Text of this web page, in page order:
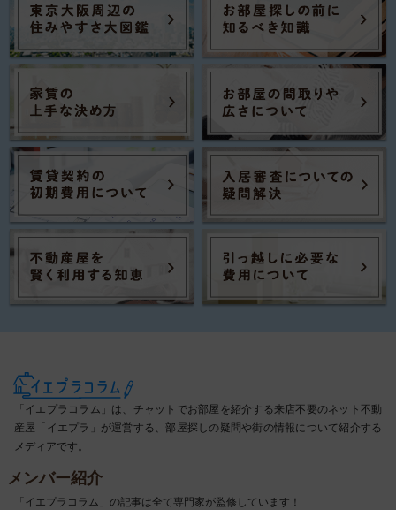
「イエプラコラム」は、チャットでお部屋を紹介する来店不要のネット不動
産屋「イエプラ」が運営する、部屋探しの疑問や街の情報について紹介する
メディアです。
メンバー紹介
「イエプラコラム」の記事は全て専門家が監修しています！